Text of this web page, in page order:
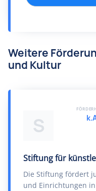
Weitere
und Kultur
S
Stiftung für
Die Stiftung fördert
und Einrichtungen